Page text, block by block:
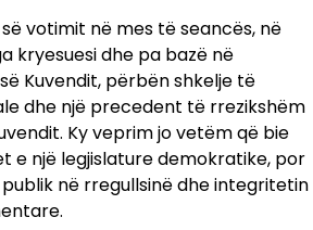
votimit në mes të seancës, në
kryesuesi dhe pa bazë në
Kuvendit, përbën shkelje të
dhe një precedent të rrezikshëm
Ky veprim jo vetëm që bie
e një legjislature demokratike, por
në rregullsinë dhe integritetin